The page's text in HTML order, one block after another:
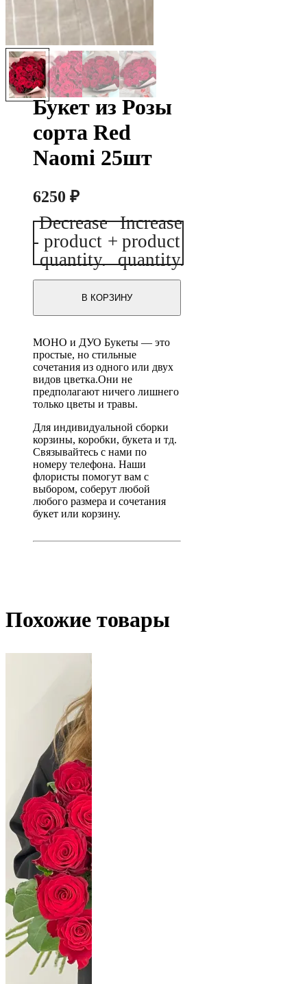
Букет из Розы
сорта Red
Naomi 25шт
6250 ₽
-
Decrease
product
quantity.
Количество
товара
Букет
из
Red
Naomi
+
Increase
product
quantity.
В КОРЗИНУ
МОНО и ДУО Букеты — это
простые, но стильные
сочетания из одного или двух
видов цветка.Они не
предполагают ничего лишнего
только цветы и травы.
Для индивидуальной сборки
корзины, коробки, букета и тд.
Связывайтесь с нами по
номеру телефона. Наши
флористы помогут вам с
выбором, соберут любой
любого размера и сочетания
букет или корзину.
Похожие товары